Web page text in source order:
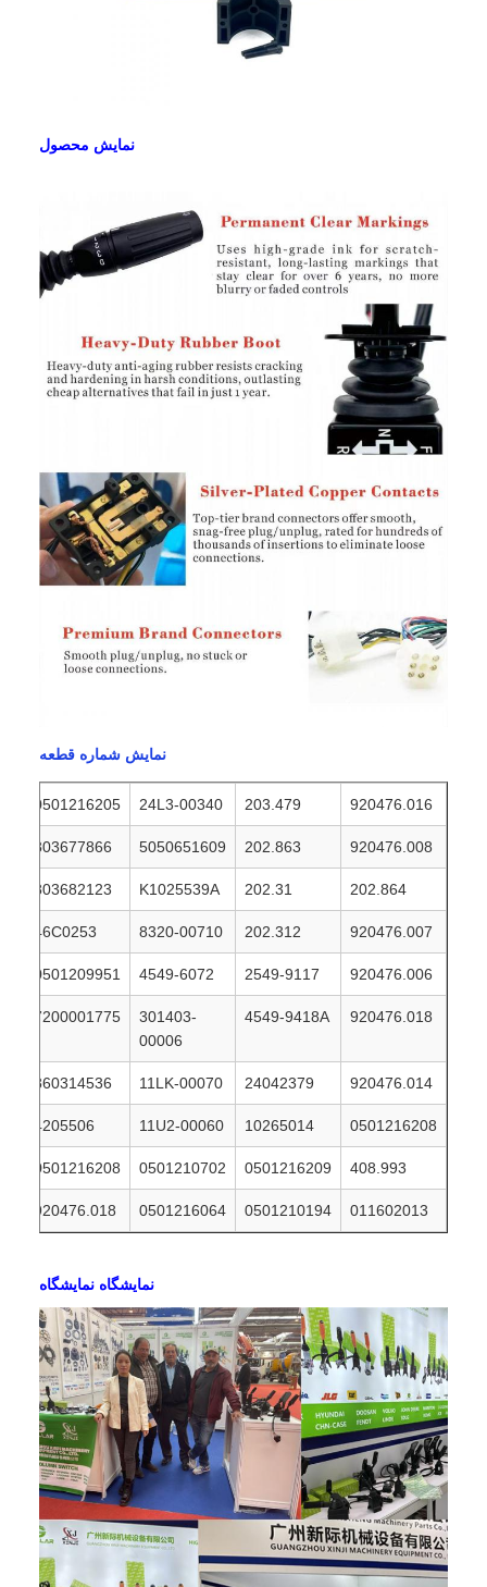
نمایش محصول
نمایش شماره قطعه
920476.016
203.479
24L3-00340
0501216205
920476.008
202.863
5050651609
803677866
202.864
202.31
K1025539A
803682123
920476.007
202.312
8320-00710
46C0253
920476.006
2549-9117
4549-6072
0501209951
920476.018
4549-9418A
301403-
00006
7200001775
920476.014
24042379
11LK-00070
860314536
0501216208
10265014
11U2-00060
4205506
408.993
0501216209
0501210702
0501216208
011602013
0501210194
0501216064
920476.018
نمايشگاه نمايشگاه